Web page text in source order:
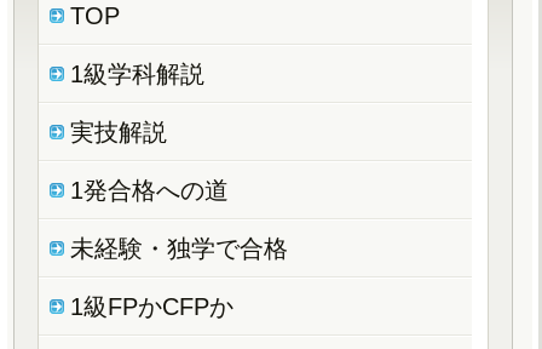
TOP
1級学科解説
実技解説
1発合格への道
未経験・独学で合格
1級FPかCFPか